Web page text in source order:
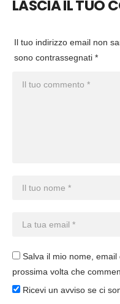
LASCIA IL TUO
Il tuo indirizzo email non
sono contrassegnati *
Salva il mio nome,
prossima volta che
Ricevi un avviso se ci